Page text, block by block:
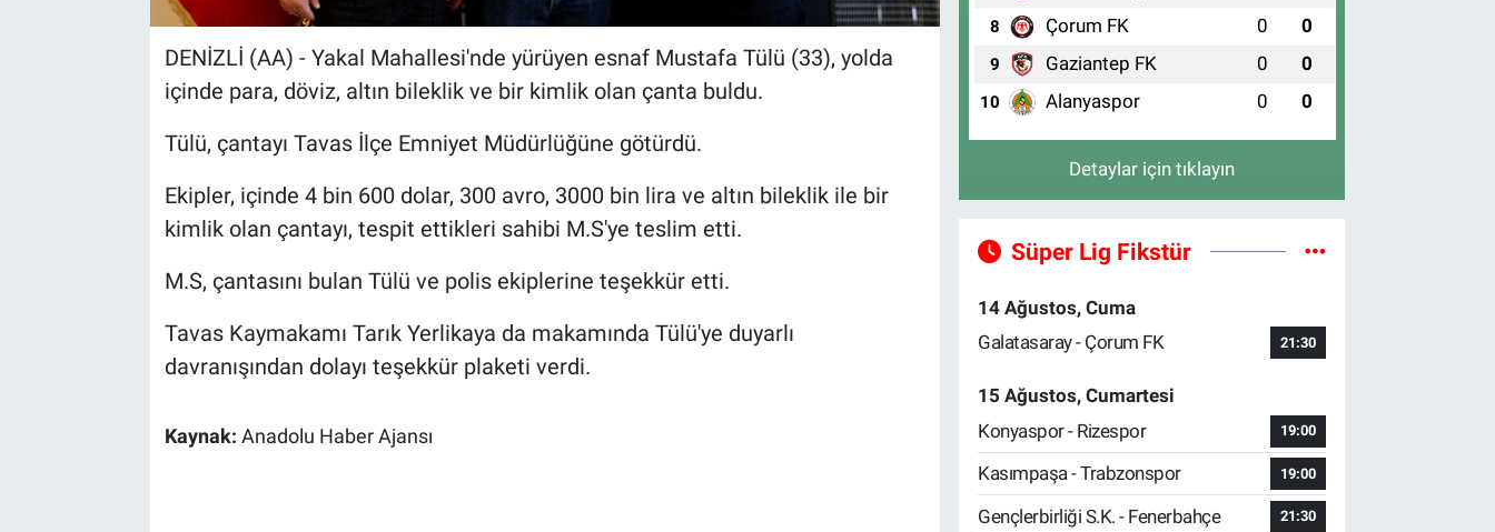
DENİZLİ (AA) - Yakal Mahallesi'nde yürüyen esnaf Mustafa Tülü (33), yolda
içinde para, döviz, altın bileklik ve bir kimlik olan çanta buldu.
Tülü, çantayı Tavas İlçe Emniyet Müdürlüğüne götürdü.
Ekipler, içinde 4 bin 600 dolar, 300 avro, 3000 bin lira ve altın bileklik ile bir
kimlik olan çantayı, tespit ettikleri sahibi M.S'ye teslim etti.
M.S, çantasını bulan Tülü ve polis ekiplerine teşekkür etti.
Tavas Kaymakamı Tarık Yerlikaya da makamında Tülü'ye duyarlı
davranışından dolayı teşekkür plaketi verdi.
Kaynak: Anadolu Haber Ajansı
8 Çorum FK 0 0
9 Gaziantep FK 0 0
10 Alanyaspor 0 0
Detaylar için tıklayın
Süper Lig Fikstür
14 Ağustos, Cuma
Galatasaray - Çorum FK
21:30
15 Ağustos, Cumartesi
Konyaspor - Rizespor
19:00
Kasımpaşa - Trabzonspor 19:00
Gençlerbirliği S.K. - Fenerbahçe 21:30